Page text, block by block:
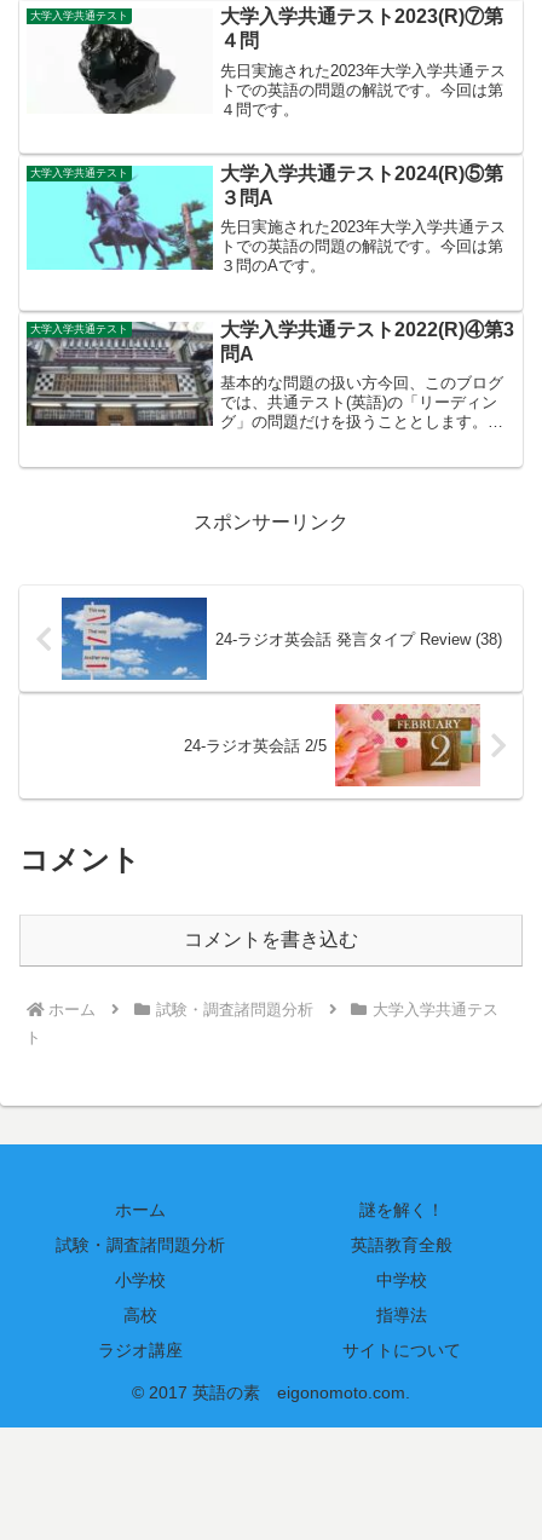
します。①問題の提示※基本的には「大
問」毎に扱う予定...
大学入学共通テスト
大学入学共通テスト2023(R)⑦第
４問
先日実施された2023年大学入学共通テス
トでの英語の問題の解説です。今回は第
４問です。
大学入学共通テスト
大学入学共通テスト2024(R)⑤第
３問A
先日実施された2023年大学入学共通テス
トでの英語の問題の解説です。今回は第
３問のAです。
大学入学共通テスト
大学入学共通テスト2022(R)④第3
問A
基本的な問題の扱い方今回、このブログ
では、共通テスト(英語)の「リーディン
グ」の問題だけを扱うこととします。基
スポンサーリンク
24-ラジオ英会話 発言タイプ Review (38)
24-ラジオ英会話 2/5
コメント
コメントを書き込む
ホーム 試験・調査諸問題分析
大学入学共通テス
ト
ホーム
謎を解く！
試験・調査諸問題分析
英語教育全般
小学校
中学校
高校
指導法
ラジオ講座
サイトについて
© 2017 英語の素 eigonomoto.com.